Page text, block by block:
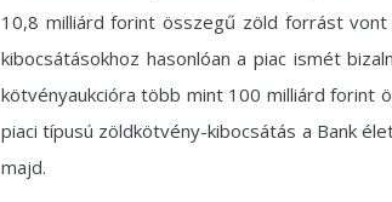
10,8 milliárd forint összegű zöld forrást
kibocsátásokhoz hasonlóan a piac ismét
kötvényaukcióra több mint 100 milliárd forint
piaci típusú zöldkötvény-kibocsátás a Bank
majd.